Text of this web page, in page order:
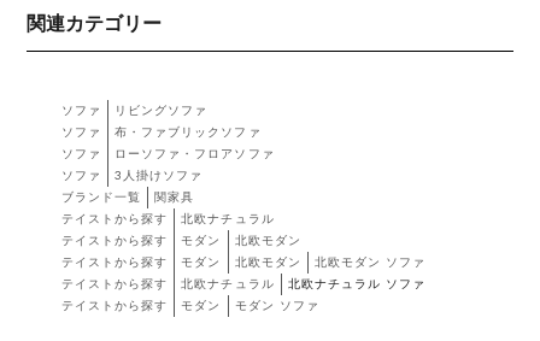
関連カテゴリー
ソファ
リビングソファ
ソファ
布・ファブリックソファ
ソファ
ローソファ・フロアソファ
ソファ
3人掛けソファ
ブランド一覧
関家具
テイストから探す
北欧ナチュラル
テイストから探す
モダン
北欧モダン
テイストから探す
モダン 北欧モダン
北欧モダン ソファ
テイストから探す
北欧ナチュラル
北欧ナチュラル ソファ
テイストから探す
モダン モダン ソファ